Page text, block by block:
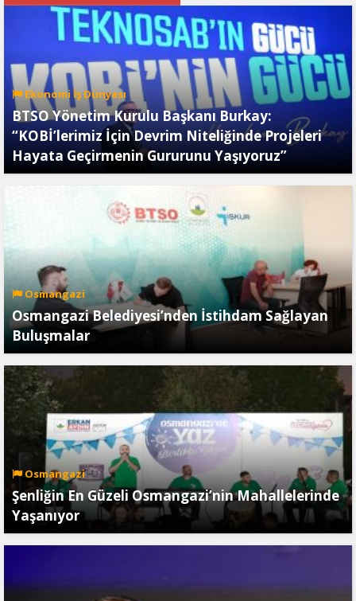
Ekonomi İş Dünyası
BTSO Yönetim Kurulu Başkanı Burkay:
“KOBİ’lerimiz İçin Devrim Niteliğinde Projeleri
Hayata Geçirmenin Gururunu Yaşıyoruz”
Osmangazi
Osmangazi Belediyesi’nden İstihdam Sağlayan
Buluşmalar
Osmangazi
Şenliğin En Güzeli Osmangazi’nin Mahallelerinde
Yaşanıyor